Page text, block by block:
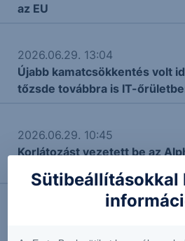
az EU
2026.06.29. 13:04
Újabb kamatcsökkentés volt
tőzsde továbbra is IT-
2026.06.29. 10:45
Korlátozást vezetett be az
Sütibeállításokkal